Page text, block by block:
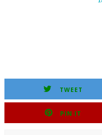
TWEET
PIN IT